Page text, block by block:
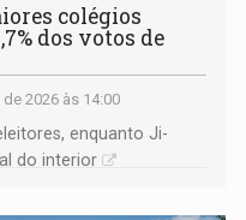
colégios
dos votos de
2026 às 14:00
enquanto Ji-
do interior